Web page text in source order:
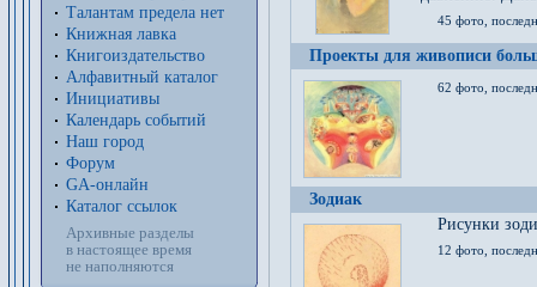
Талантам предела нет
Книжная лавка
Книгоиздательство
Алфавитный каталог
Инициативы
Календарь событий
Наш город
Форум
GA-онлайн
Каталог ссылок
Архивные разделы
в настоящее время
не наполняются
45 фото,
Проекты для живописи
62 фото,
Зодиак
Рисунки
12 фото,